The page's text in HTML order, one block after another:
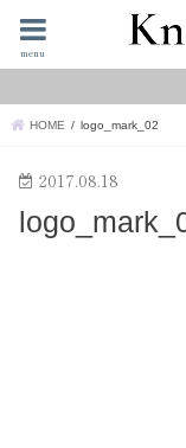
menu
HOME logo_mark_02
2017.08.18